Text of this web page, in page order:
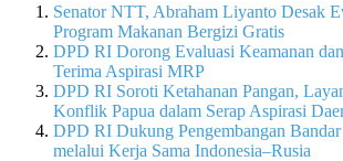
Senator NTT, Abraham Liyanto Desak
Program Makanan Bergizi Gratis
DPD RI Dorong Evaluasi Keamanan
Terima Aspirasi MRP
DPD RI Soroti Ketahanan Pangan,
Konflik Papua dalam Serap Aspirasi
DPD RI Dukung Pengembangan
melalui Kerja Sama Indonesia–Rusia